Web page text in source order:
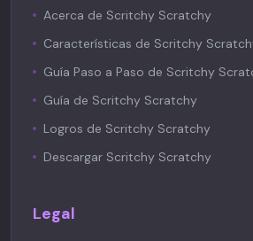
Acerca de Scritchy Scratchy
Características de Scritchy
Guía Paso a Paso de Scritchy
Guía de Scritchy Scratchy
Logros de Scritchy Scratchy
Descargar Scritchy Scratchy
Legal